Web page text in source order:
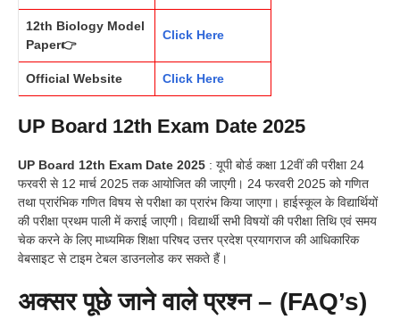
12th Biology Model
Paper👉
Click Here
Official Website Click Here
UP Board 12th Exam Date 2025
UP Board 12th Exam Date 2025 : यूपी बोर्ड कक्षा 12वीं की परीक्षा 24
फरवरी से 12 मार्च 2025 तक आयोजित की जाएगी। 24 फरवरी 2025 को गणित
तथा प्रारंभिक गणित विषय से परीक्षा का प्रारंभ किया जाएगा। हाईस्कूल के विद्यार्थियों
की परीक्षा प्रथम पाली में कराई जाएगी। विद्यार्थी सभी विषयों की परीक्षा तिथि एवं समय
चेक करने के लिए माध्यमिक शिक्षा परिषद उत्तर प्रदेश प्रयागराज की आधिकारिक
वेबसाइट से टाइम टेबल डाउनलोड कर सकते हैं।
अक्सर पूछे जाने वाले प्रश्न – (FAQ’s)